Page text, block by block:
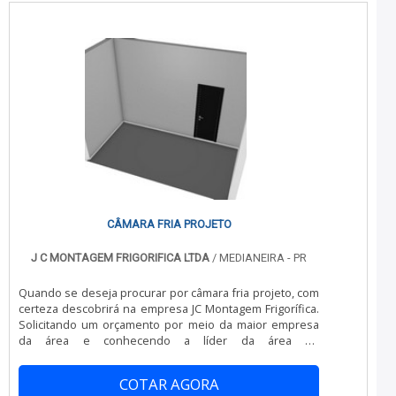
multidisciplinar de consultores associados e
trazer o melhor para todos os clientes....
CÂMARA FRIA PROJETO
J C MONTAGEM FRIGORIFICA LTDA / MEDIANEIRA - PR
Quando se deseja procurar por câmara fria projeto, com
certeza descobrirá na empresa JC Montagem Frigorífica.
Solicitando um orçamento por meio da maior empresa
da área e conhecendo a líder da área de
melhores profissionais da JC Montagem Frigorífica
poderá contar com proteção e com acompanhamento
COTAR AGORA